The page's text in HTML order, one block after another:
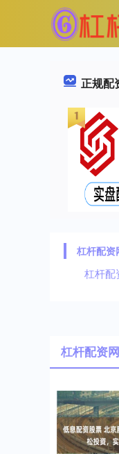
正规配
杠杆配资
杠杆配
杠杆配资